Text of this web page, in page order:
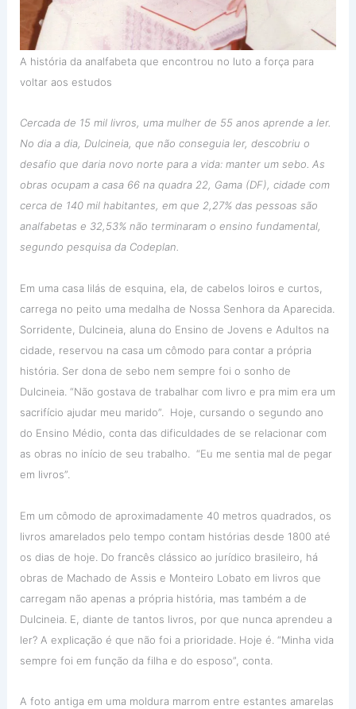
A história da analfabeta que encontrou no luto a força para
voltar aos estudos
Cercada de 15 mil livros, uma mulher de 55 anos aprende a ler.
No dia a dia, Dulcineia, que não conseguia ler, descobriu o
desafio que daria novo norte para a vida: manter um sebo. As
obras ocupam a casa 66 na quadra 22, Gama (DF), cidade com
cerca de 140 mil habitantes, em que 2,27% das pessoas são
analfabetas e 32,53% não terminaram o ensino fundamental,
segundo pesquisa da Codeplan.
Em uma casa lilás de esquina, ela, de cabelos loiros e curtos,
carrega no peito uma medalha de Nossa Senhora da Aparecida.
Sorridente, Dulcineia, aluna do Ensino de Jovens e Adultos na
cidade, reservou na casa um cômodo para contar a própria
história. Ser dona de sebo nem sempre foi o sonho de
Dulcineia. “Não gostava de trabalhar com livro e pra mim era um
sacrifício ajudar meu marido”. Hoje, cursando o segundo ano
do Ensino Médio, conta das dificuldades de se relacionar com
as obras no início de seu trabalho. “Eu me sentia mal de pegar
em livros”.
Em um cômodo de aproximadamente 40 metros quadrados, os
livros amarelados pelo tempo contam histórias desde 1800 até
os dias de hoje. Do francês clássico ao jurídico brasileiro, há
obras de Machado de Assis e Monteiro Lobato em livros que
carregam não apenas a própria história, mas também a de
Dulcineia. E, diante de tantos livros, por que nunca aprendeu a
ler? A explicação é que não foi a prioridade. Hoje é. “Minha vida
sempre foi em função da filha e do esposo”, conta.
A foto antiga em uma moldura marrom entre estantes amarelas